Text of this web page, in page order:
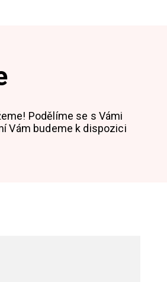
Podělíme se s Vámi
Vám budeme k dispozici